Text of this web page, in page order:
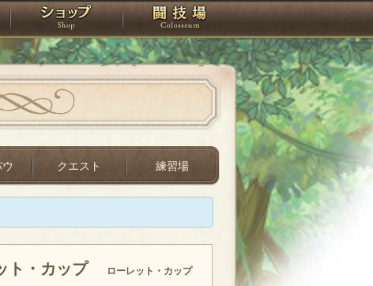
スタジオ ショップ 闘技場
クエスト 練習場
ト・カップ ローレット・カップ